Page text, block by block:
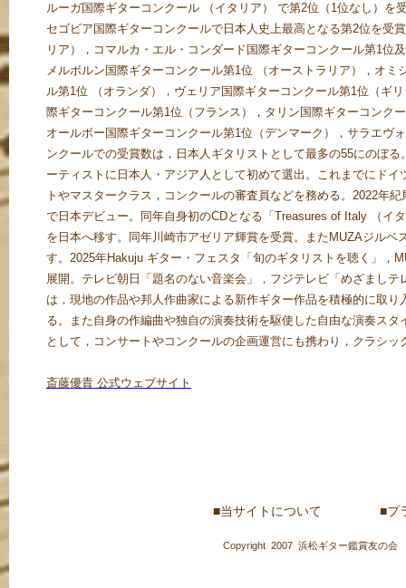
ルーガ国際ギターコンクール （イタリア） で第2位（1位なし）
セゴビア国際ギターコンクールで日本人史上最高となる第2位を受
リア），コマルカ・エル・コンダード国際ギターコンクール第1
メルボルン国際ギターコンクール第1位 （オーストラリア），オ
ル第1位 （オランダ），ヴェリア国際ギターコンクール第1位（ギ
際ギターコンクール第1位（フランス），タリン国際ギターコンク
オールボー国際ギターコンクール第1位（デンマーク），サラエヴ
ンクールでの受賞数は，日本人ギタリストとして最多の55にのぼ
ーティストに日本人・アジア人として初めて選出。これまでにド
トやマスタークラス，コンクールの審査員などを務める。2022年
で日本デビュー。同年自身初のCDとなる「Treasures of Italy （イ
を日本へ移す。同年川崎市アゼリア輝賞を受賞。またMUZAジル
す。2025年Hakuju ギター・フェスタ「旬のギタリストを聴く」，
展開。テレビ朝日「題名のない音楽会」，フジテレビ「めざまし
は，現地の作品や邦人作曲家による新作ギター作品を積極的に取
る。また自身の作編曲や独自の演奏技術を駆使した自由な演奏ス
として，コンサートやコンクールの企画運営にも携わり，クラシ
斎藤優貴 公式ウェブサイト
■当サイトについて ■プ
Copyright 2007 浜松ギター鑑賞友の会